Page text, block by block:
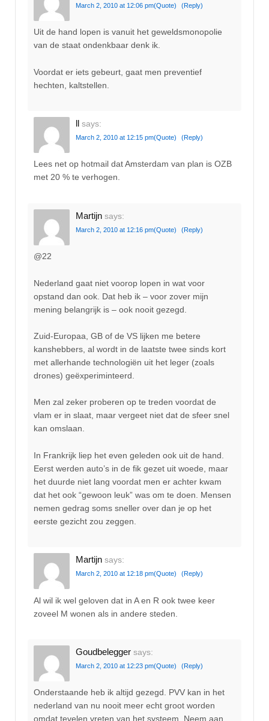
March 2, 2010 at 12:06 pm(Quote) (Reply)
Uit de hand lopen is vanuit het geweldsmonopolie
van de staat ondenkbaar denk ik.
Voordat er iets gebeurt, gaat men preventief
hechten, kaltstellen.
ll says:
March 2, 2010 at 12:15 pm(Quote) (Reply)
Lees net op hotmail dat Amsterdam van plan is OZB
met 20 % te verhogen.
Martijn says:
March 2, 2010 at 12:16 pm(Quote) (Reply)
@22
Nederland gaat niet voorop lopen in wat voor
opstand dan ook. Dat heb ik – voor zover mijn
mening belangrijk is – ook nooit gezegd.
Zuid-Europaa, GB of de VS lijken me betere
kanshebbers, al wordt in de laatste twee sinds kort
met allerhande technologiën uit het leger (zoals
drones) geëxperiminteerd.
Men zal zeker proberen op te treden voordat de
vlam er in slaat, maar vergeet niet dat de sfeer snel
kan omslaan.
In Frankrijk liep het even geleden ook uit de hand.
Eerst werden auto’s in de fik gezet uit woede, maar
het duurde niet lang voordat men er achter kwam
dat het ook “gewoon leuk” was om te doen. Mensen
nemen gedrag soms sneller over dan je op het
eerste gezicht zou zeggen.
Martijn says:
March 2, 2010 at 12:18 pm(Quote) (Reply)
Al wil ik wel geloven dat in A en R ook twee keer
zoveel M wonen als in andere steden.
Goudbelegger says:
March 2, 2010 at 12:23 pm(Quote) (Reply)
Onderstaande heb ik altijd gezegd. PVV kan in het
nederland van nu nooit meer echt groot worden
omdat tevelen vreten van het systeem. Neem aan